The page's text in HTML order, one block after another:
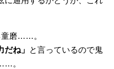
童磨……。
だね」 と言っているので鬼
。